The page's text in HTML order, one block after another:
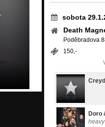
sobota
Death
Poděbradova
150,-
Doro